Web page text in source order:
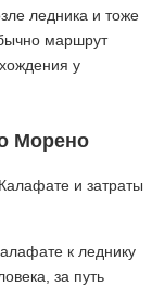
ледника и тоже
маршрут
у
Морено
и затраты
к леднику
за путь